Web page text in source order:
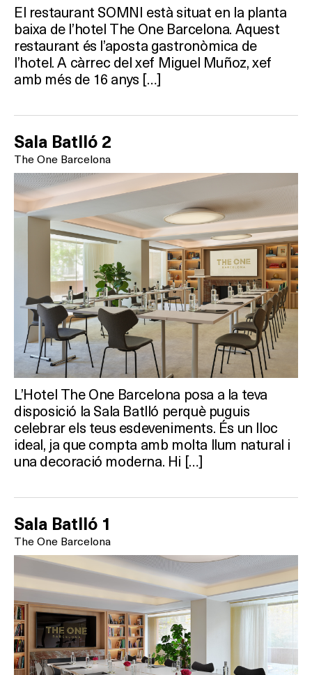
BARS
SPAS
RESTAURANTS
SALES
Activitats
On?
El restaurant SOMNI està situat en la planta
baixa de l’hotel The One Barcelona. Aquest
restaurant és l’aposta gastronòmica de
l’hotel. A càrrec del xef Miguel Muñoz, xef
amb més de 16 anys […]
Sala Batlló 2
The One Barcelona
L’Hotel The One Barcelona posa a la teva
disposició la Sala Batlló perquè puguis
celebrar els teus esdeveniments. És un lloc
ideal, ja que compta amb molta llum natural i
una decoració moderna. Hi […]
Sala Batlló 1
The One Barcelona